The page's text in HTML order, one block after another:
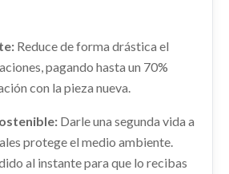
DELANTERA IZQUIERDA
Consultar
TRASERO DERECHO
TRASERO DERECHO usado.
Reduce de forma drástica el
pagando hasta un 70%
con la pieza nueva.
Darle una segunda vida a
protege el medio ambiente.
al instante para que lo recibas